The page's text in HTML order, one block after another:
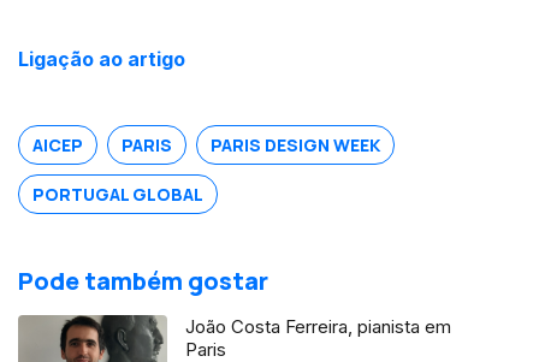
Ligação ao artigo
AICEP PARIS PARIS DESIGN WEEK
PORTUGAL GLOBAL
Pode também gostar
João Costa Ferreira, pianista em
Paris